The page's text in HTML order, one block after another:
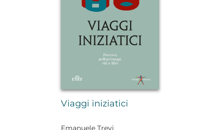
Viaggi iniziatici
Emanuele Trevi